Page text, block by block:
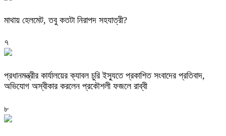
মাথায় হেলমেট, তবু কতটা নিরাপদ সহযাত্রী?
৭
প্রধানমন্ত্রীর কার্যালয়ের ক্যাবল চুরি ইস্যুতে প্রকাশিত সংবাদের প্রতিবাদ,
অভিযোগ অস্বীকার করলেন প্রকৌশলী ফজলে রাব্বী
৮